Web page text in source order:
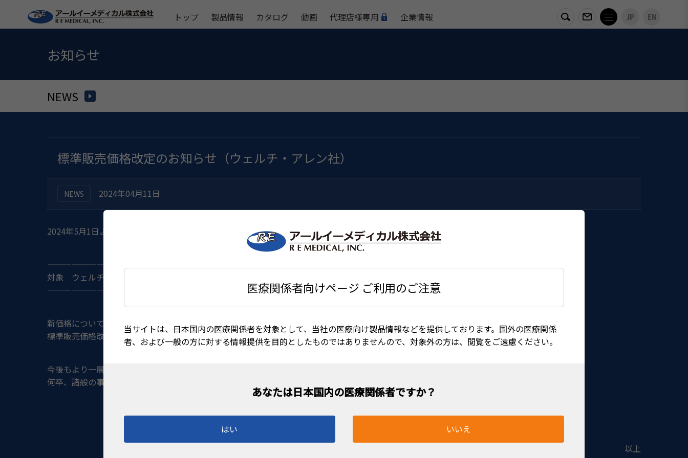
医療関係者向けページ ご利用のご注意
当サイトは、日本国内の医療関係者を対象として、当社の医療向け製品情報などを提供しております。国外の医療関係
者、および一般の方に対する情報提供を目的としたものではありませんので、対象外の方は、閲覧をご遠慮ください。
はい いいえ
トップ 製品情報 カタログ 動画 代理店様専用 企業情報 JP EN
お知らせ
NEWS
標準販売価格改定のお知らせ（ウェルチ・アレン社）
NEWS 2024年04月11日
2024年5月1日より、下記商品について価格を改定させていただきます。
——————————————————————————————————————————-
対象 ウェルチ・アレン社の全商品
——————————————————————————————————————————-
新価格については、当ホームページ内「代理店様専用」ページに掲載の新価格表をご参照下さい。
標準販売価格改定製品は本体価格欄および税込価格欄に網掛けをしております。
今後もより一層の品質・サービスレベルの向上に取り組み、さらなるご満足をいただけるよう誠心誠意、精励いたす所存でございます。
何卒、諸般の事情をご賢察の上、ご了承くださいますよう、謹んでお願い申し上げます。
以上